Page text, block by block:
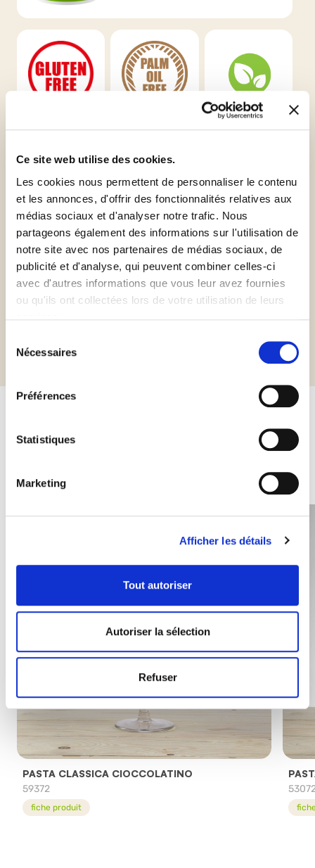
Ce site web utilise des cookies.
Les cookies nous permettent de personnaliser le contenu
et les annonces, d'offrir des fonctionnalités relatives aux
médias sociaux et d'analyser notre trafic. Nous
partageons également des informations sur l'utilisation de
notre site avec nos partenaires de médias sociaux, de
publicité et d'analyse, qui peuvent combiner celles-ci
avec d'autres informations que vous leur avez fournies
ou qu'ils ont collectées lors de votre utilisation de leurs
Nécessaires
Préférences
Statistiques
Marketing
Afficher les détails
Tout autoriser
Autoriser la sélection
Refuser
palme
Vegan
Kosher
Pareve
Orthodox
Union Pareve
Autres produits susceptibles de
PASTA CLASSICA CIOCCOLATINO
59372
fiche produit